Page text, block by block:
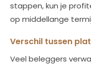
stappen, kun je
op middellange
Verschil tussen
Veel beleggers